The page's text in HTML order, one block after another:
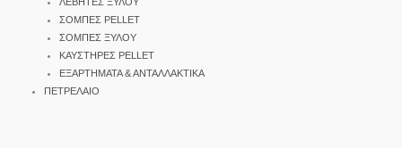
ΣΟΜΠΕΣ PELLET
ΣΟΜΠΕΣ ΞΥΛΟΥ
ΚΑΥΣΤΗΡΕΣ PELLET
ΕΞΑΡΤΗΜΑΤΑ & ΑΝΤΑΛΛΑΚΤΙΚΑ
ΠΕΤΡΕΛΑΙΟ